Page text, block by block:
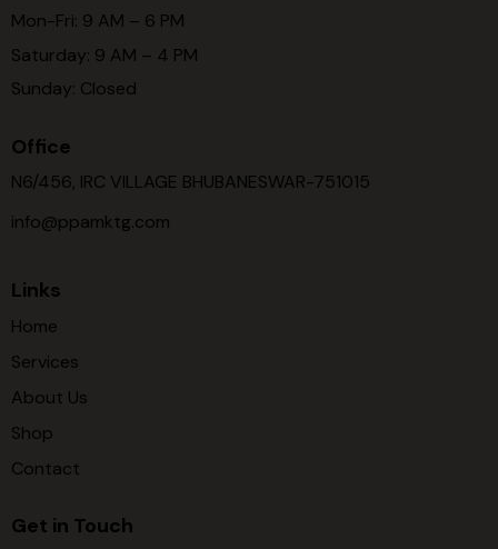
Mon-Fri: 9 AM – 6 PM
Saturday: 9 AM – 4 PM
Sunday: Closed
Office
N6/456, IRC VILLAGE BHUBANESWAR-751015
info@ppamktg.com
Links
Home
Services
About Us
Shop
Contact
Get in Touch